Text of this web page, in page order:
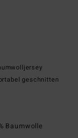
geschnitten
Baumwolle